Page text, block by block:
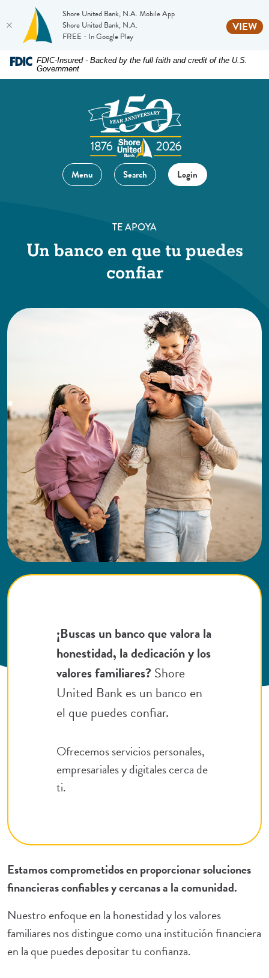
Shore United Bank, N.A. Mobile App
Shore United Bank, N.A.
FREE - In Google Play
VIEW
Home
DownloadFDIC-Insured - Backed by the full faith and credit of the U.S.
Government
Menu Search Login
TE APOYA
Un banco en que tu puedes
confiar
¡Buscas un banco que valora la
honestidad, la dedicación y los
valores familiares?Shore
United Bank es un banco en
el que puedes confiar.
Ofrecemos servicios personales,
empresariales y digitales cerca de
ti.
Estamos comprometidos en proporcionar soluciones
financieras confiables y cercanas a la comunidad.
Nuestro enfoque en la honestidad y los valores
familiares nos distingue como una institución financiera
en la que puedes depositar tu confianza.